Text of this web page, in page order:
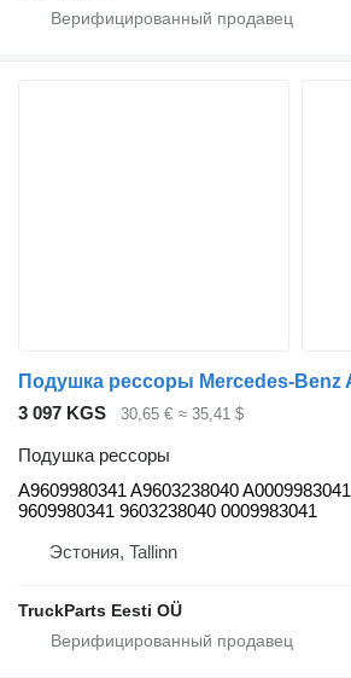
3 097 KGS 30,65 € ≈ 35,41 $
Подушка рессоры
A9609980341 A9603238040 A0009983041
9609980341 9603238040 0009983041
Эстония, Tallinn
TruckParts Eesti OÜ